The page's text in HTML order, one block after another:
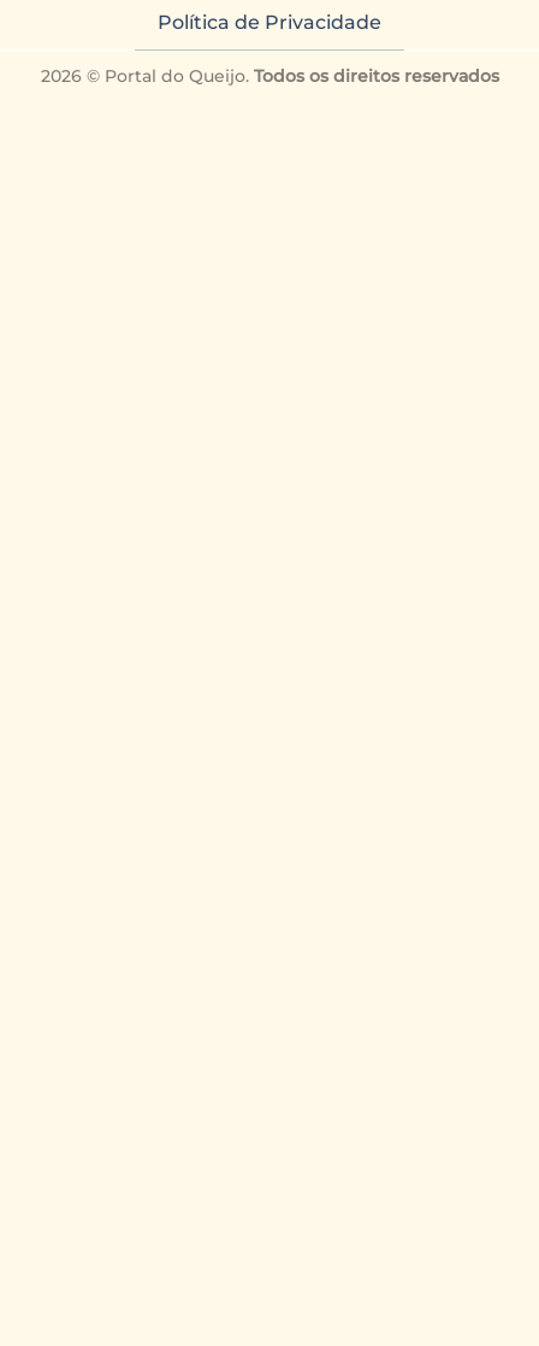
Política de Privacidade
2026 © Portal do Queijo. Todos os direitos reservados